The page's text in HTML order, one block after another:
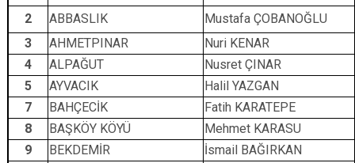
2
ABBASLIK
Mustafa ÇOBANOĞLU
3
AHMETPINAR
Nuri KENAR
4
ALPAĞUT
Nusret ÇINAR
5
AYVACIK
Halil YAZGAN
7
BAHÇECİK
Fatih KARATEPE
8
BAŞKÖY KÖYÜ
Mehmet KARASU
9
BEKDEMİR
İsmail BAĞIRKAN